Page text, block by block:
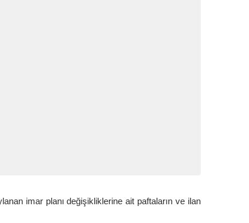
imar planı değişikliklerine ait paftaların ve ilan